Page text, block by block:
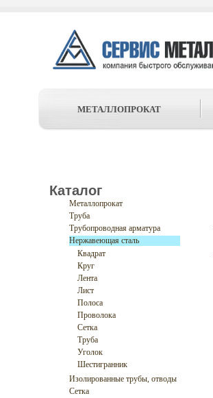
МЕТАЛЛОПРОКАТ
Каталог
Металлопрокат
Труба
Трубопроводная арматура
Нержавеющая сталь
Квадрат
Круг
Лента
Лист
Полоса
Проволока
Сетка
Труба
Уголок
Шестигранник
Изолированные трубы, отводы
Сетка